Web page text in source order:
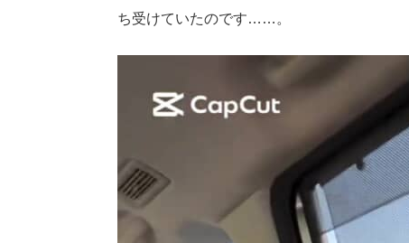
ち受けていたのです……。